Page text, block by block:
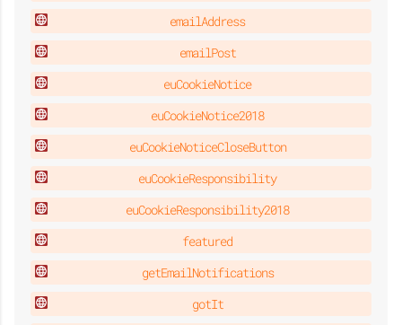
emailAddress
emailPost
euCookieNotice
euCookieNotice2018
euCookieNoticeCloseButton
euCookieResponsibility
euCookieResponsibility2018
featured
getEmailNotifications
gotIt